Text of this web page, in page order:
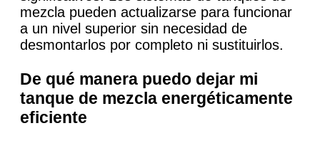
mezcla pueden actualizarse para funcionar
a un nivel superior sin necesidad de
desmontarlos por completo ni sustituirlos.
De qué manera puedo dejar mi
tanque de mezcla energéticamente
eficiente